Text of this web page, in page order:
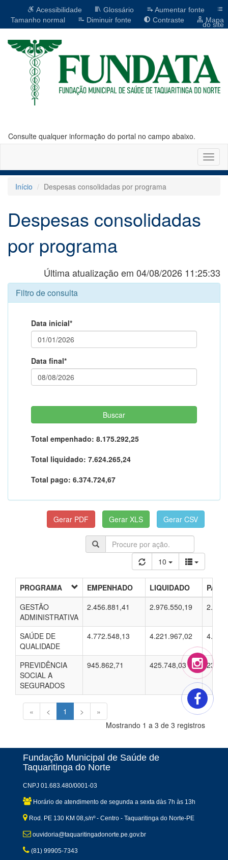
Acessibilidade Glossário
Aumentar fonte
Tamanho normal
Diminuir fonte Contraste Mapa
do site
Consulte qualquer informação do portal no campo abaixo.
Início
Despesas consolidadas por programa
Despesas consolidadas
por programa
Última atualização em 04/08/2026 11:25:33
Filtro de consulta
Data inicial*
Data final*
Total empenhado: 8.175.292,25
Total liquidado: 7.624.265,24
Total pago: 6.374.724,67
10
PROGRAMA EMPENHADO LIQUIDADO
PAGO
GESTÃO
ADMINISTRATIVA
2.456.881,41 2.976.550,19
SAÚDE DE
QUALIDADE
4.772.548,13 4.221.967,02
PREVIDÊNCIA
SOCIAL A
SEGURADOS
945.862,71 425.748,03
« < 1 >
»
Mostrando 1 a 3 de 3 registros
Fundação Municipal de Saúde de
Taquaritinga do Norte
CNPJ 01.683.480/0001-03
Horário de atendimento de segunda a sexta dàs 7h às 13h
Rod. PE 130 KM 08,s/nº - Centro - Taquaritinga do Norte-PE
ouvidoria@taquaritingadonorte.pe.gov.br
(81) 99905-7343